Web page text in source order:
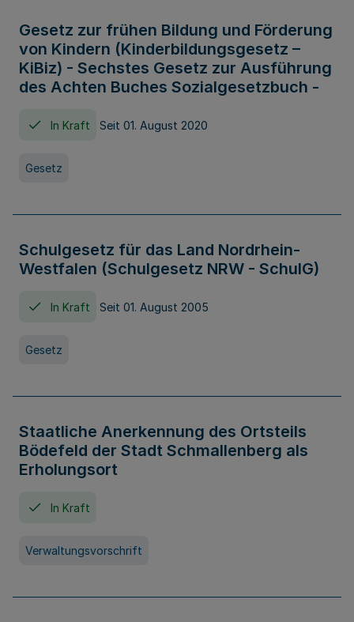
Gesetz zur frühen Bildung und Förderung
von Kindern (Kinderbildungsgesetz –
KiBiz) - Sechstes Gesetz zur Ausführung
des Achten Buches Sozialgesetzbuch -
In Kraft Seit 01. August 2020
Gesetz
Schulgesetz für das Land Nordrhein-
Westfalen (Schulgesetz NRW - SchulG)
In Kraft Seit 01. August 2005
Gesetz
Staatliche Anerkennung des Ortsteils
Bödefeld der Stadt Schmallenberg als
Erholungsort
In Kraft
Verwaltungsvorschrift